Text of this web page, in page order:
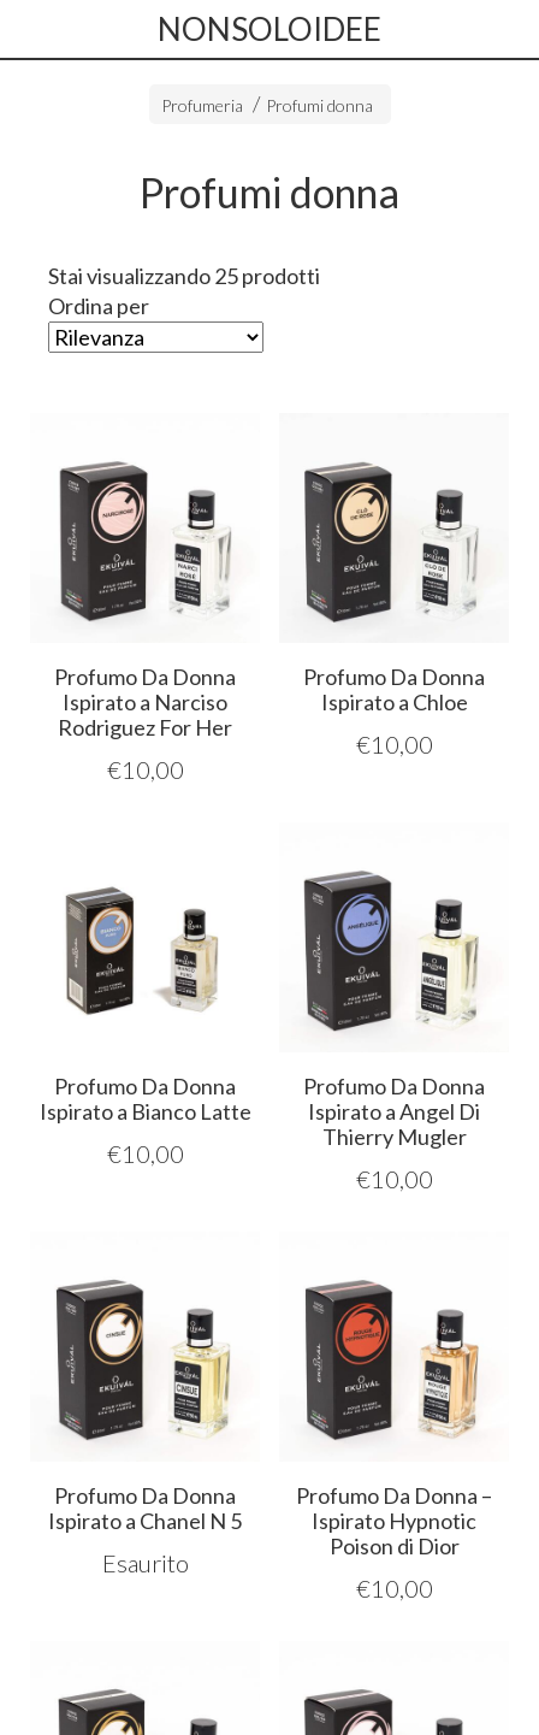
NONSOLOIDEE
Profumeria Profumi donna
Profumi donna
Stai visualizzando 25 prodotti
Ordina per
Profumo Da Donna
Ispirato a Narciso
Rodriguez For Her
€10,00
Profumo Da Donna
Ispirato a Chloe
€10,00
Profumo Da Donna
Ispirato a Bianco Latte
€10,00
Profumo Da Donna
Ispirato a Angel Di
Thierry Mugler
€10,00
Profumo Da Donna
Ispirato a Chanel N 5
Esaurito
Profumo Da Donna –
Ispirato Hypnotic
Poison di Dior
€10,00